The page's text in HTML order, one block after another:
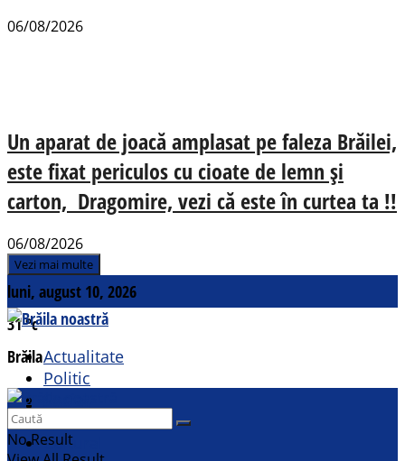
06/08/2026
Un aparat de joacă amplasat pe faleza Brăilei,
este fixat periculos cu cioate de lemn și
carton, Dragomire, vezi că este în curtea ta !!
06/08/2026
Vezi mai multe
luni, august 10, 2026
31°c
Brăila
Contact
Actualitate
Politic
Cultural
No Result